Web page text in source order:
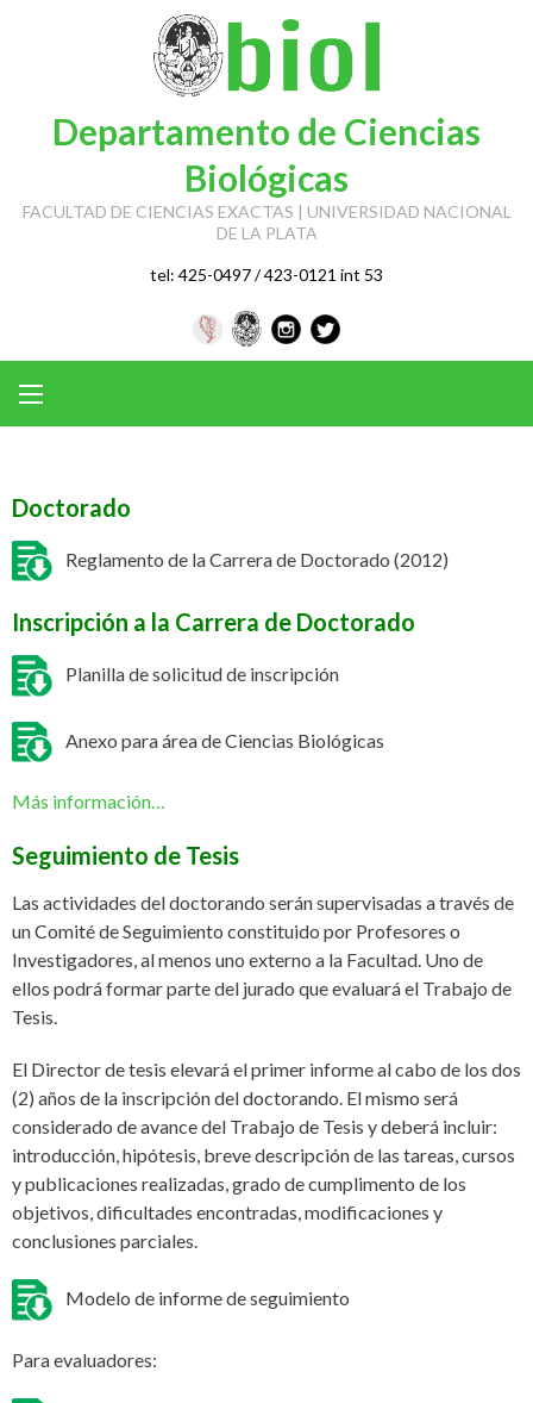
Departamento de Ciencias
Biológicas
FACULTAD DE CIENCIAS EXACTAS | UNIVERSIDAD NACIONAL
DE LA PLATA
tel: 425-0497 / 423-0121 int 53
Doctorado
Reglamento de la Carrera de Doctorado (2012)
Inscripción a la Carrera de Doctorado
Planilla de solicitud de inscripción
Anexo para área de Ciencias Biológicas
Más información…
Seguimiento de Tesis
Las actividades del doctorando serán supervisadas a través de
un Comité de Seguimiento constituido por Profesores o
Investigadores, al menos uno externo a la Facultad. Uno de
ellos podrá formar parte del jurado que evaluará el Trabajo de
Tesis.
El Director de tesis elevará el primer informe al cabo de los dos
(2) años de la inscripción del doctorando. El mismo será
considerado de avance del Trabajo de Tesis y deberá incluir:
introducción, hipótesis, breve descripción de las tareas, cursos
y publicaciones realizadas, grado de cumplimento de los
objetivos, dificultades encontradas, modificaciones y
conclusiones parciales.
Modelo de informe de seguimiento
Para evaluadores: